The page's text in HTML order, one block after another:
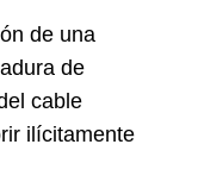
de una
de
cable
ilícitamente